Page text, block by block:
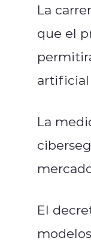
La
que el
artificial
La
El